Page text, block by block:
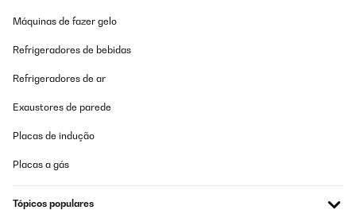
Máquinas de fazer gelo
Refrigeradores de bebidas
Refrigeradores de ar
Exaustores de parede
Placas de indução
Placas a gás
Tópicos populares